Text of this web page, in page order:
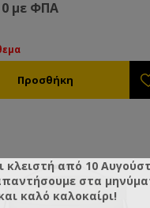
Η αντλία σιροπιού/νερού
τάσης 12 volt είναι
κλείνει αυτόματα όταν
και κλείνετε τη μάνικα
σε καρούλι. (Ίδιο η
ρυθμός ροής: 7,8
πίεση: 40PSI
12V DC
αναρρόφηση
με ΦΠΑ
κλειστή από 10
στα
καλό καλοκαίρι!